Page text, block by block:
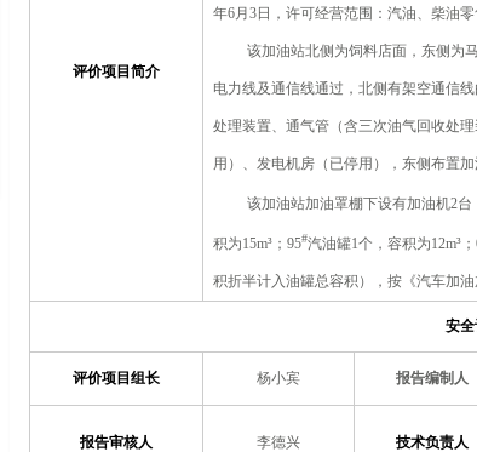
评价项目简介
年6月3日，许可经营范围：汽油、柴油零
该加油站北侧为饲料店面，东侧为
电力线及通信线通过，北侧有架空通信
处理装置、通气管 （含三次油气回收处
用）、发电机房（已停用），东侧布置
该加油站加油罩棚下设有加油机2
积为15m³；95#汽油罐1个，容积为12m³
积折半计入油罐总容积），按《汽车加
安
评价项目组长 杨小宾 报告编制人
报告审核人 李德兴 技术负责人